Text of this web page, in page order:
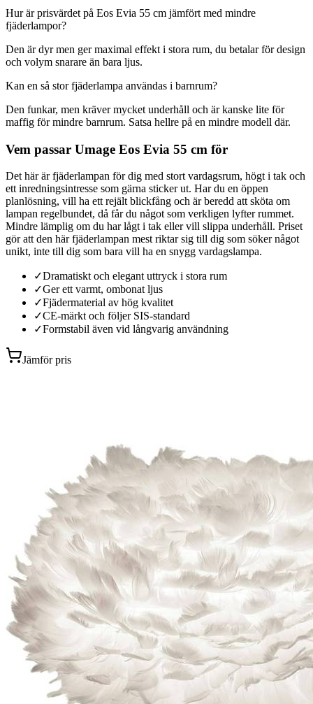
Hur är prisvärdet på Eos Evia 55 cm jämfört med mindre
fjäderlampor?
Den är dyr men ger maximal effekt i stora rum, du betalar för design
och volym snarare än bara ljus.
Kan en så stor fjäderlampa användas i barnrum?
Den funkar, men kräver mycket underhåll och är kanske lite för
maffig för mindre barnrum. Satsa hellre på en mindre modell där.
Vem passar Umage Eos Evia 55 cm för
Det här är fjäderlampan för dig med stort vardagsrum, högt i tak och
ett inredningsintresse som gärna sticker ut. Har du en öppen
planlösning, vill ha ett rejält blickfång och är beredd att sköta om
lampan regelbundet, då får du något som verkligen lyfter rummet.
Mindre lämplig om du har lågt i tak eller vill slippa underhåll. Priset
gör att den här fjäderlampan mest riktar sig till dig som söker något
unikt, inte till dig som bara vill ha en snygg vardagslampa.
✓Dramatiskt och elegant uttryck i stora rum
✓Ger ett varmt, ombonat ljus
✓Fjädermaterial av hög kvalitet
✓CE-märkt och följer SIS-standard
✓Formstabil även vid långvarig användning
Jämför pris